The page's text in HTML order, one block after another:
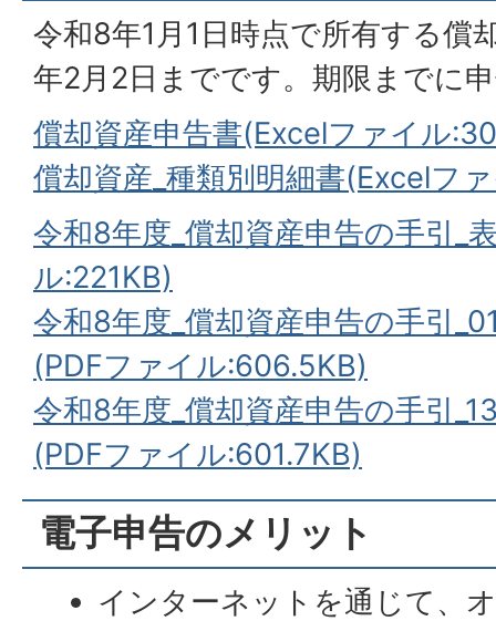
令和8年1月1日時点で所有する償
年2月2日までです。期限までに
償却資産申告書(Excelファイル
償却資産_種類別明細書(Excelフ
令和8年度_償却資産申告の手引_
ル:221KB)
令和8年度_償却資産申告の手引
(PDFファイル:606.5KB)
令和8年度_償却資産申告の手引
(PDFファイル:601.7KB)
電子申告のメリット
インターネットを通じて、